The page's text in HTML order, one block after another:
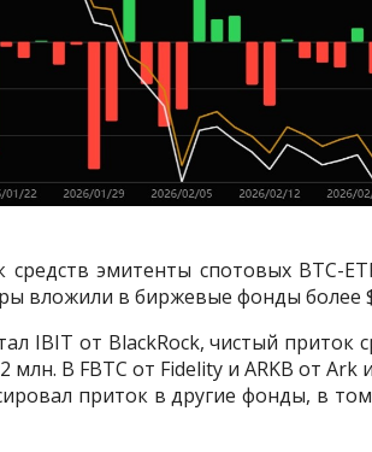
эмитенты спотовых BTC-
вложили в биржевые фонды более
IBIT от BlackRock, чистый приток
млн. В FBTC от Fidelity и ARKB от
приток в другие фонды, в